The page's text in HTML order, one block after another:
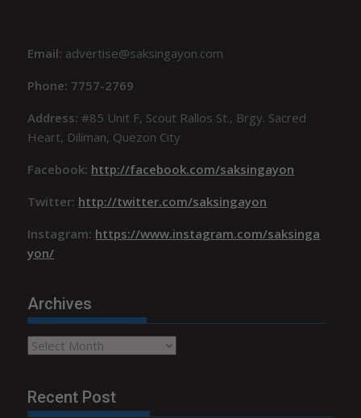
Email: advertise@saksingayon.com
Phone: 7757-2769
Address:#85 Unit F, Scout Rallos St., Brgy. Sacred
Heart, Diliman, Quezon City
Facebook: http://facebook.com/saksingayon
Twitter: http://twitter.com/saksingayon
Instagram: https://www.instagram.com/saksinga
yon/
Archives
Archives
Recent Post